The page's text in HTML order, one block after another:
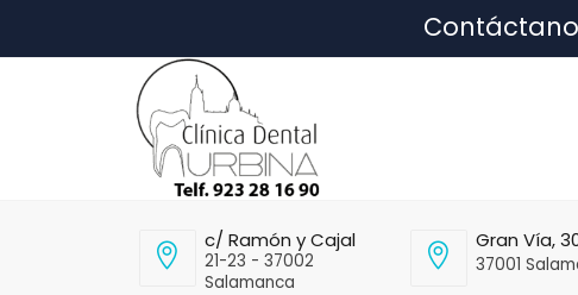
c/ Ramón y Cajal
21-23 - 37002
Salamanca
Gran Vía,
37001